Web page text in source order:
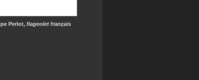
Perlot, flageolet français